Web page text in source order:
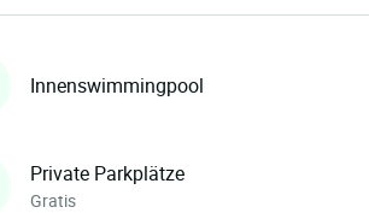
Innenswimmingpool
Private Parkplätze
Gratis